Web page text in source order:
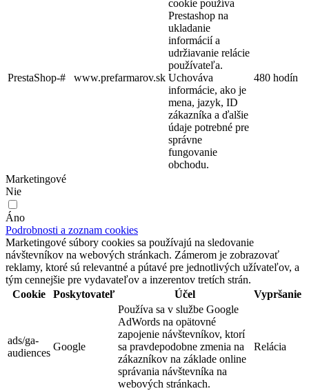
PrestaShop-# www.prefarmarov.sk
cookie používa
Prestashop na
ukladanie
informácií a
udržiavanie relácie
používateľa.
Uchováva
informácie, ako je
mena, jazyk, ID
zákazníka a ďalšie
údaje potrebné pre
správne
fungovanie
obchodu.
480 hodín
Marketingové
Nie
Áno
Podrobnosti a zoznam cookies
Marketingové súbory cookies sa používajú na sledovanie
návštevníkov na webových stránkach. Zámerom je zobrazovať
reklamy, ktoré sú relevantné a pútavé pre jednotlivých užívateľov, a
tým cennejšie pre vydavateľov a inzerentov tretích strán.
Cookie
Poskytovateľ Účel Vypršanie
ads/ga-
audiences
Google
Používa sa v službe Google
AdWords na opätovné
zapojenie návštevníkov, ktorí
sa pravdepodobne zmenia na
zákazníkov na základe online
správania návštevníka na
webových stránkach.
Relácia